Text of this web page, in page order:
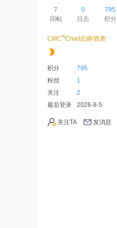
7
回帖
0
日志
795
积分
CMC®Chief总师/首席
积分
795
粉丝
1
关注
2
最后登录
2026-8-5
关注TA 发消息